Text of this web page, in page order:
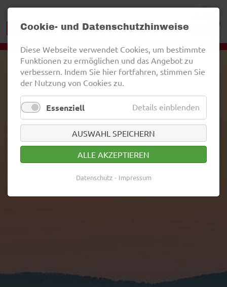
Cookie- und Datenschutzhinweise
Diese Webseite verwendet Cookies, um bestimmte
Funktionen zu ermöglichen und das Angebot zu
verbessern. Indem Sie hier fortfahren, stimmen Sie
der Nutzung von Cookies zu.
Essenziell Details einblenden
AUSWAHL SPEICHERN
ALLE AKZEPTIEREN
Datenschutz Impressum